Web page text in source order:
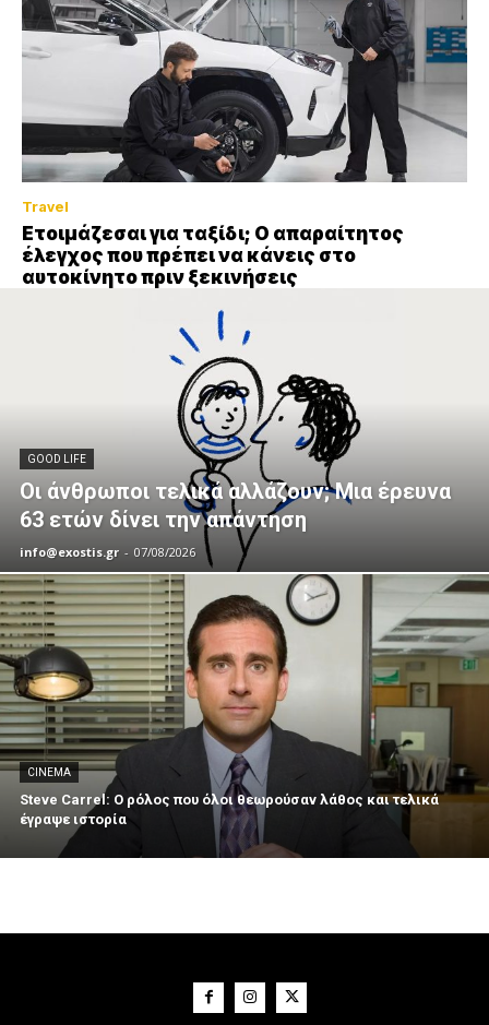
Travel
Ετοιμάζεσαι για ταξίδι; Ο απαραίτητος
έλεγχος που πρέπει να κάνεις στο
αυτοκίνητο πριν ξεκινήσεις
GOOD LIFE
Οι άνθρωποι τελικά αλλάζουν; Μια έρευνα
63 ετών δίνει την απάντηση
info@exostis.gr - 07/08/2026
CINEMA
Steve Carrel: Ο ρόλος που όλοι θεωρούσαν λάθος και τελικά
έγραψε ιστορία